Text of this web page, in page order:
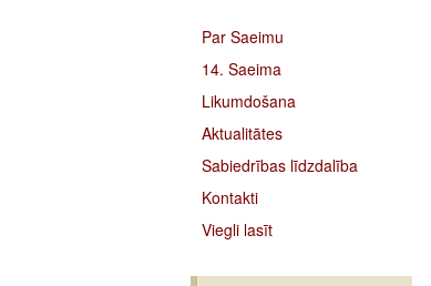
Par Saeimu
14. Saeima
Likumdošana
Aktualitātes
Sabiedrības līdzdalība
Kontakti
Viegli lasīt